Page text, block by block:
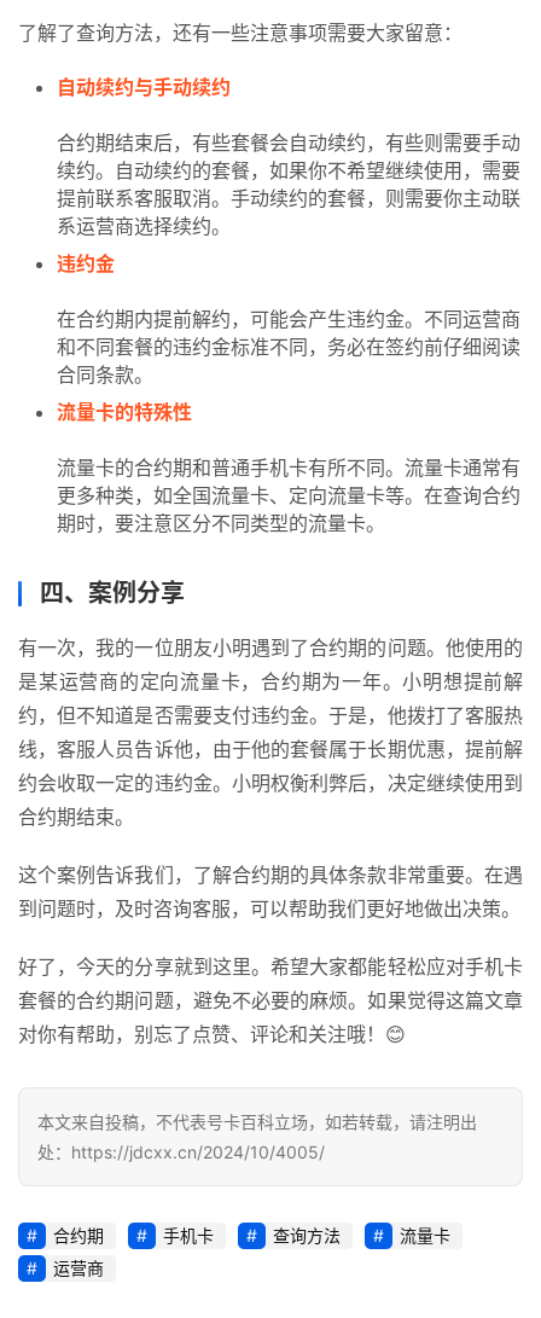
诈
量
码
证
增
值
业
务
登录 注册
了解了查询方法，还有一些注意事项需要大家留意：
自动续约与手动续约
合约期结束后，有些套餐会自动续约，有些则需要手动
续约。自动续约的套餐，如果你不希望继续使用，需要
提前联系客服取消。手动续约的套餐，则需要你主动联
系运营商选择续约。
违约金
在合约期内提前解约，可能会产生违约金。不同运营商
和不同套餐的违约金标准不同，务必在签约前仔细阅读
合同条款。
流量卡的特殊性
流量卡的合约期和普通手机卡有所不同。流量卡通常有
更多种类，如全国流量卡、定向流量卡等。在查询合约
期时，要注意区分不同类型的流量卡。
四、案例分享
有一次，我的一位朋友小明遇到了合约期的问题。他使用的
是某运营商的定向流量卡，合约期为一年。小明想提前解
约，但不知道是否需要支付违约金。于是，他拨打了客服热
线，客服人员告诉他，由于他的套餐属于长期优惠，提前解
约会收取一定的违约金。小明权衡利弊后，决定继续使用到
合约期结束。
这个案例告诉我们，了解合约期的具体条款非常重要。在遇
到问题时，及时咨询客服，可以帮助我们更好地做出决策。
好了，今天的分享就到这里。希望大家都能轻松应对手机卡
套餐的合约期问题，避免不必要的麻烦。如果觉得这篇文章
对你有帮助，别忘了点赞、评论和关注哦！😊
本文来自投稿，不代表号卡百科立场，如若转载，请注明出
处：https://jdcxx.cn/2024/10/4005/
合约期 手机卡 查询方法
流量卡
运营商